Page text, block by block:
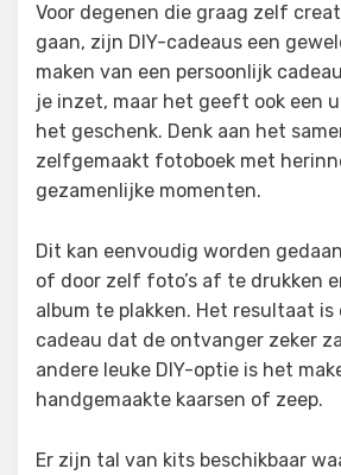
Voor degenen die graag zelf
gaan, zijn DIY-cadeaus een
maken van een persoonlijk
je inzet, maar het geeft ook een
het geschenk. Denk aan het
zelfgemaakt fotoboek met
gezamenlijke momenten.
Dit kan eenvoudig worden
of door zelf foto’s af te drukken
album te plakken. Het resultaat is
cadeau dat de ontvanger zeker
andere leuke DIY-optie is het
handgemaakte kaarsen of zeep.
Er zijn tal van kits beschikbaar